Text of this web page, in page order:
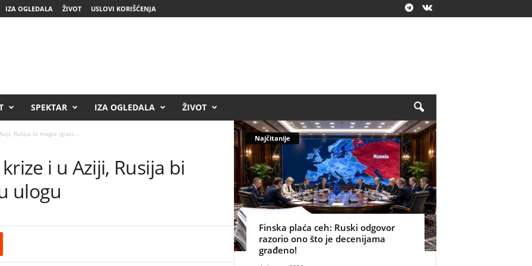
IZA OGLEDALA ŽIVOT USLOVI KORIŠĆENJA
SPEKTAR IZA OGLEDALA ŽIVOT
Rusija bi mogla igrati...
i u Aziji, Rusija bi
ulogu
Najčitanije
Finska plaća ceh: Ruski odgovor
razorio ono što je decenijama
građeno!